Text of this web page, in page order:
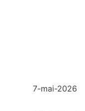
7-mai-2026